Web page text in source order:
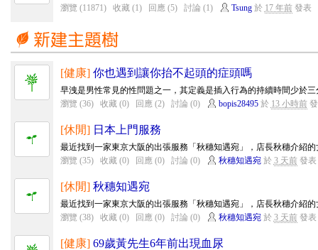
瀏覽 (11871)
收藏 (1) 回應 (5) 討論 (1) Tsung於 17 年前發表
[健康] 你也遇到讓你抬不起頭的症頭嗎
早洩是男性常見的性問題之一，其定義是插入行為的持續時間少於
瀏覽 (36)
收藏 (0) 回應 (2) 討論 (0) bopis28495於 13 小時前
[休閒] 日本上門服務
最近找到一家東京大阪的出張服務「秋穗知遇宛」，店長秋穗介紹
瀏覽 (35)
收藏 (0) 回應 (0) 討論 (0) 秋穗知遇宛於 3 天前發表
[休閒] 秋穗知遇宛
最近找到一家東京大阪的出張服務「秋穗知遇宛」，店長秋穗介紹
瀏覽 (38)
收藏 (0) 回應 (0) 討論 (0) 秋穗知遇宛於 3 天前發表
[健康] 69歲黃先生6年前出現血尿